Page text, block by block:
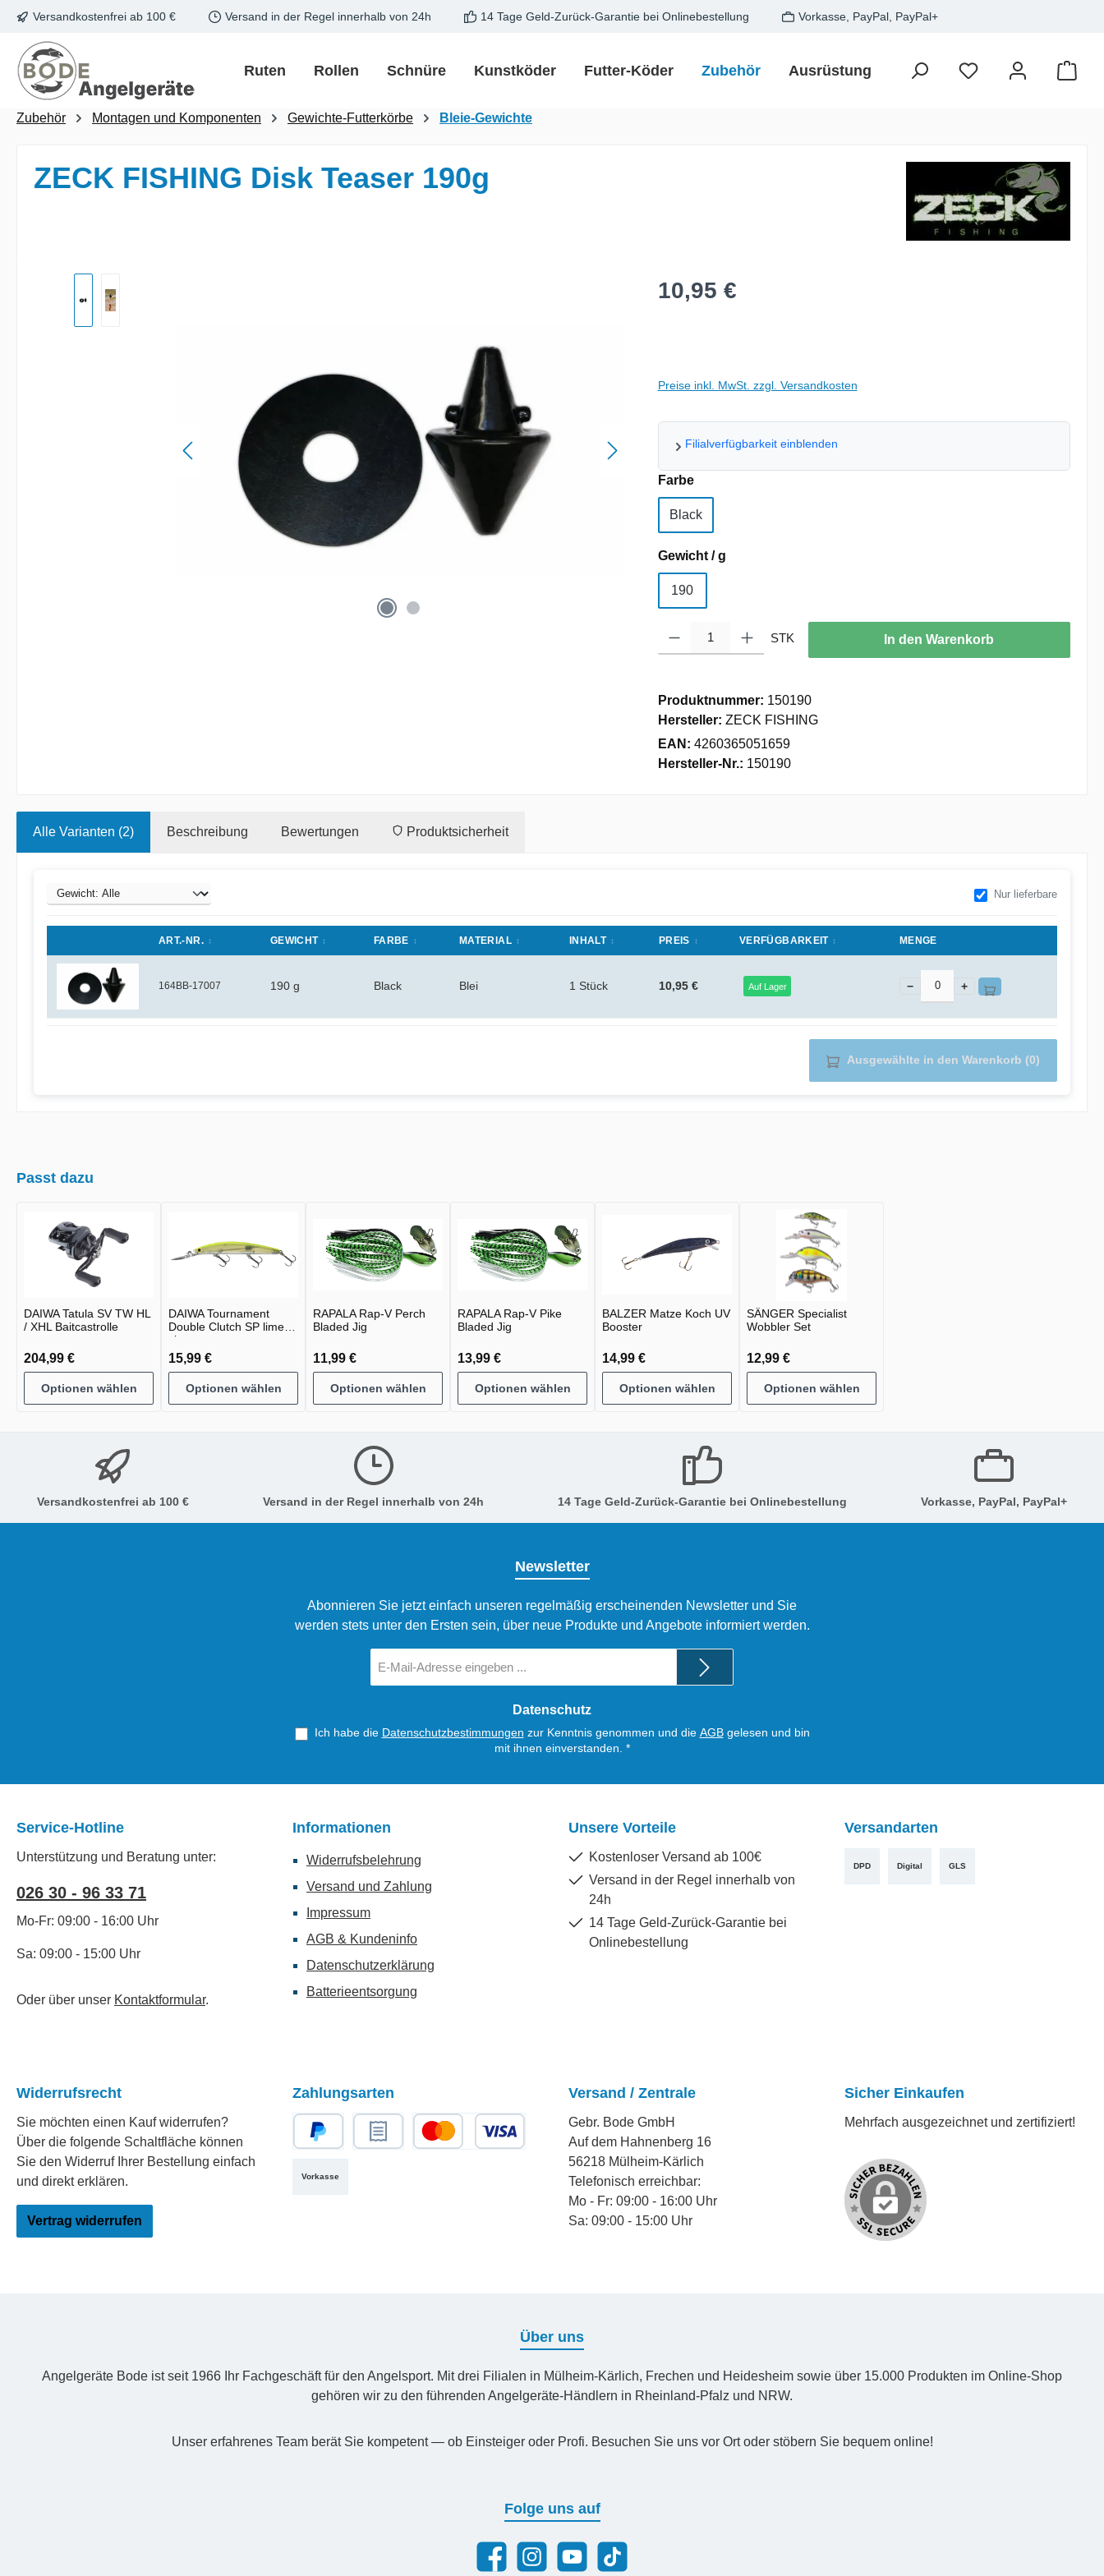
Hauptinhalt springen
Zur Suche springen
Zur Hauptnavigation springen
Versandkostenfrei ab 100 € Versand in der Regel innerhalb von 24h 14 Tage Geld-Zurück-Garantie bei Onlinebestellung Vorkasse, PayPal, PayPal+
Ruten Rollen Schnüre Kunstköder Futter-Köder Zubehör Ausrüstung Zielfisch SALE
Zubehör Montagen und Komponenten Gewichte-Futterkörbe Bleie-Gewichte
ZECK FISHING Disk Teaser 190g
Regulärer Preis:
10,95 €
Preise inkl. MwSt. zzgl. Versandkosten
Filialverfügbarkeit einblenden
Farbeauswählen
Black
Gewicht / gauswählen
190
Produkt Anzahl: Gib den gewünschten Wert ein oder benutze die Schaltflächen um
STK In den Warenkorb
Produktnummer: 150190
Hersteller: ZECK FISHING
EAN: 4260365051659
Hersteller-Nr.: 150190
Alle Varianten (2) Beschreibung Bewertungen Produktsicherheit
Nur lieferbare
ART.-NR. GEWICHT FARBE MATERIAL INHALT PREIS VERFÜGBARKEIT MENGE
164BB-17007 190 g Black Blei 1 Stück 10,95 € Auf Lager − +
Ausgewählte in den Warenkorb (0)
Passt dazu
DAIWA Tatula SV TW HL
/ XHL Baitcastrolle
204,99 €
Optionen wählen
DAIWA Tournament
Double Clutch SP lime
chart
15,99 €
Optionen wählen
RAPALA Rap-V Perch
Bladed Jig
11,99 €
Optionen wählen
RAPALA Rap-V Pike
Bladed Jig
13,99 €
Optionen wählen
BALZER Matze Koch UV
Booster
14,99 €
Optionen wählen
SÄNGER Specialist
Wobbler Set
12,99 €
Optionen wählen
Versandkostenfrei ab 100 € Versand in der Regel innerhalb von 24h 14 Tage Geld-Zurück-Garantie bei Onlinebestellung Vorkasse, PayPal, PayPal+
Newsletter
Abonnieren Sie jetzt einfach unseren regelmäßig erscheinenden Newsletter und Sie
werden stets unter den Ersten sein, über neue Produkte und Angebote informiert werden.
Mail-
Datenschutz
Ich habe die Datenschutzbestimmungen zur Kenntnis genommen und die AGBgelesen und bin
mit ihnen einverstanden. *
Service-Hotline
Unterstützung und Beratung unter:
026 30 - 96 33 71
Mo-Fr: 09:00 - 16:00 Uhr
Sa: 09:00 - 15:00 Uhr
Oder über unser Kontaktformular.
Informationen
Widerrufsbelehrung
Versand und Zahlung
Impressum
AGB & Kundeninfo
Datenschutzerklärung
Batterieentsorgung
Unsere Vorteile
Kostenloser Versand ab 100€
Versand in der Regel innerhalb von
24h
14 Tage Geld-Zurück-Garantie bei
Onlinebestellung
Versandarten
DPD Digital GLS
Widerrufsrecht
Sie möchten einen Kauf widerrufen?
Über die folgende Schaltfläche können
Sie den Widerruf Ihrer Bestellung einfach
und direkt erklären.
Vertrag widerrufen
Zahlungsarten
Vorkasse
Versand / Zentrale
Gebr. Bode GmbH
Auf dem Hahnenberg 16
56218 Mülheim-Kärlich
Telefonisch erreichbar:
Mo - Fr: 09:00 - 16:00 Uhr
Sa: 09:00 - 15:00 Uhr
Sicher Einkaufen
Mehrfach ausgezeichnet und zertifiziert!
Über uns
Angelgeräte Bode ist seit 1966 Ihr Fachgeschäft für den Angelsport. Mit drei Filialen in Mülheim-Kärlich, Frechen und Heidesheim sowie über 15.000 Produkten im Online-Shop
gehören wir zu den führenden Angelgeräte-Händlern in Rheinland-Pfalz und NRW.
Unser erfahrenes Team berät Sie kompetent — ob Einsteiger oder Profi. Besuchen Sie uns vor Ort oder stöbern Sie bequem online!
Folge uns auf
FacebookInstagramYouTubeTikTok